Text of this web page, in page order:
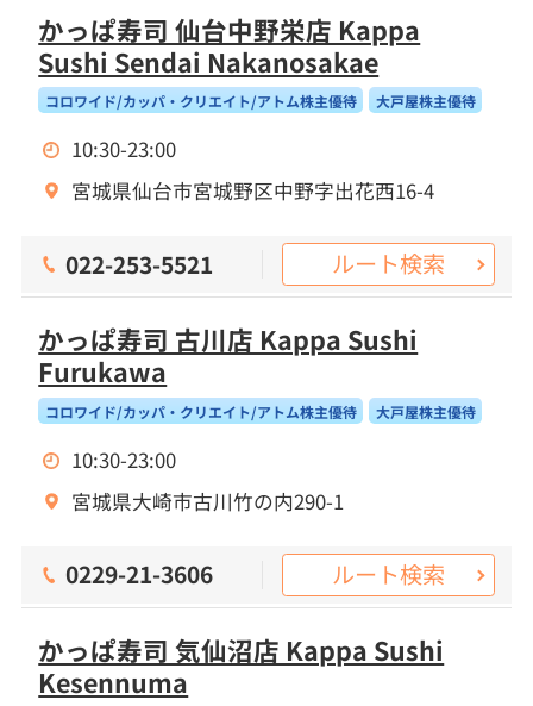
かっぱ寿司 仙台中野栄店 Kappa
Sushi Sendai Nakanosakae
コロワイド/カッパ・クリエイト/アトム株主優待 大戸屋株主優待
10:30-23:00
宮城県仙台市宮城野区中野字出花西16-4
022-253-5521 ルート検索
かっぱ寿司 古川店 Kappa Sushi
Furukawa
コロワイド/カッパ・クリエイト/アトム株主優待 大戸屋株主優待
10:30-23:00
宮城県大崎市古川竹の内290-1
0229-21-3606 ルート検索
かっぱ寿司 気仙沼店 Kappa Sushi
Kesennuma